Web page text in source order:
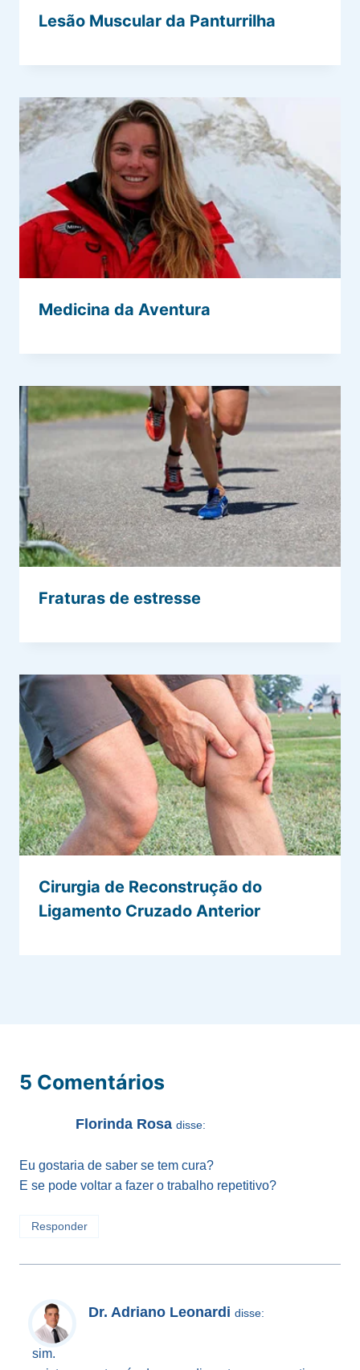
Lesão Muscular da Panturrilha
Medicina da Aventura
Fraturas de estresse
Cirurgia de Reconstrução do
Ligamento Cruzado Anterior
5 Comentários
Florinda Rosa disse:
Eu gostaria de saber se tem cura?
E se pode voltar a fazer o trabalho repetitivo?
Responder
Dr. Adriano Leonardi disse:
sim.